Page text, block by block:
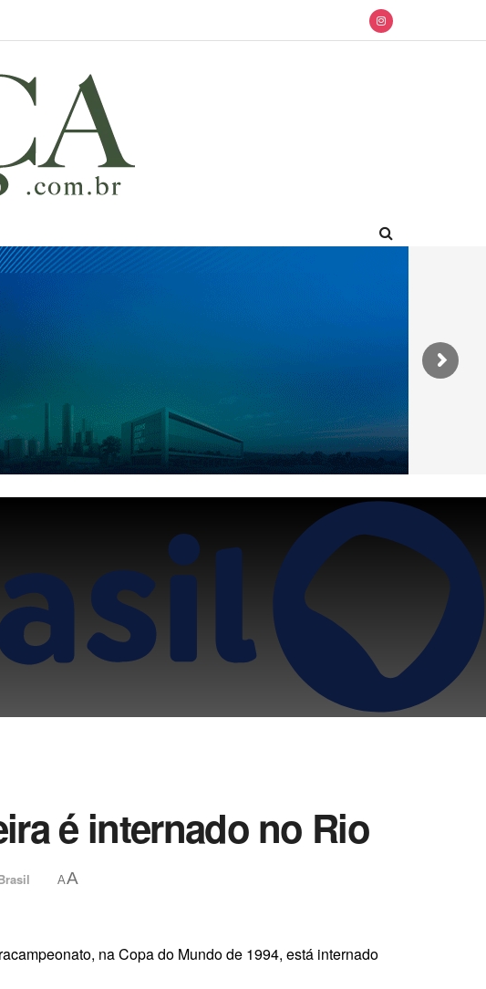
é internado no Rio
AA
na Copa do Mundo de 1994, está internado